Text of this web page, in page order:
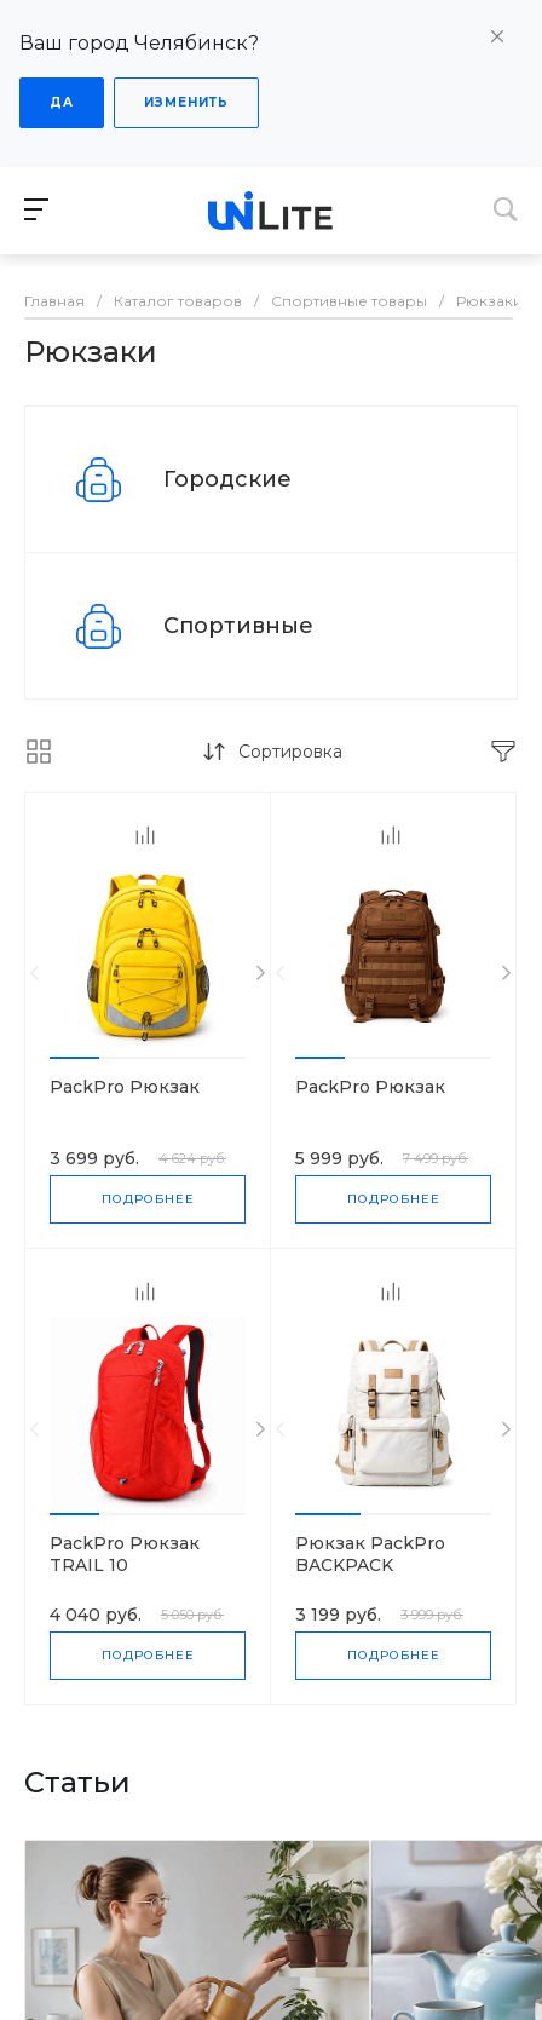
Ваш город Челябинск?
ДА ИЗМЕНИТЬ
Главная / Каталог товаров / Спортивные товары / Рюкзаки
Рюкзаки
Городские
Спортивные
Сортировка
PackPro Рюкзак
3 699 руб. 4 624 руб.
ПОДРОБНЕЕ
PackPro Рюкзак
5 999 руб. 7 499 руб.
ПОДРОБНЕЕ
PackPro Рюкзак
TRAIL 10
4 040 руб. 5 050 руб.
ПОДРОБНЕЕ
Рюкзак PackPro
BACKPACK
3 199 руб. 3 999 руб.
ПОДРОБНЕЕ
Статьи